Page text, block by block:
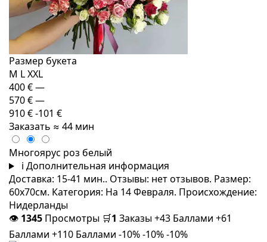
Размер букета
M LXXL
400 €—
570 €—
910 €-101 €
Заказать ≈ 44 мин
Многоярус роз белый
i Дополнительная информация
Доставка: 15-41 мин.. Отзывы: нет отзывов. Размер:
60x70см. Категория: На 14 Февраля. Происхождение:
Нидерланды
👁 1345 Просмотры 🛒1 Заказы+43 Баллами +61
Баллами +110 Баллами -10%-10%-10%